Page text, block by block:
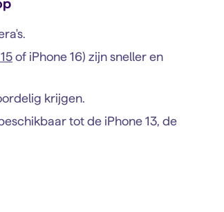
of iPhone 16) zijn sneller en
krijgen.
tot de iPhone 13, de